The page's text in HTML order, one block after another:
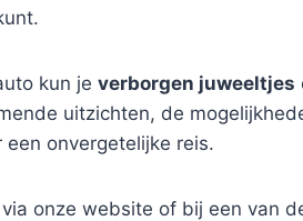
kun je verborgen juweeltjes
uitzichten, de
onvergetelijke reis.
onze website of bij een van